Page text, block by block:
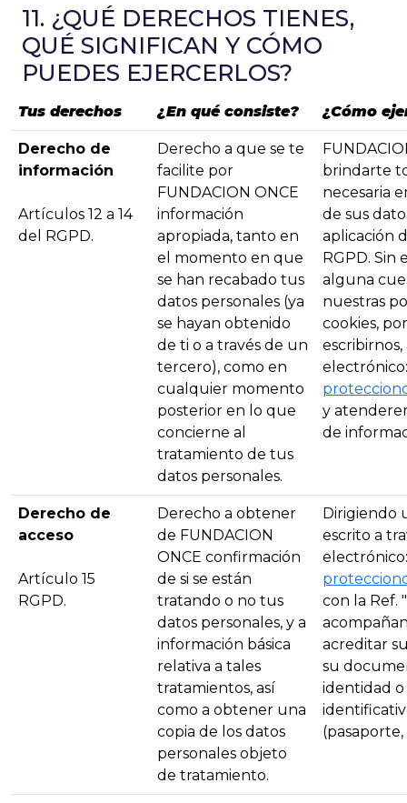
11. ¿QUÉ DERECHOS TIENES,
QUÉ SIGNIFICAN Y CÓMO
PUEDES EJERCERLOS?
Tus derechos ¿En qué consiste? ¿Cómo
Derecho de
información
Artículos 12 a 14
del RGPD.
Derecho a que se te
facilite por
FUNDACION ONCE
información
apropiada, tanto en
el momento en que
se han recabado tus
datos personales (ya
se hayan obtenido
de ti o a través de un
tercero), como en
cualquier momento
posterior en lo que
concierne al
tratamiento de tus
datos personales.
brindarte
necesaria
de sus
aplicación
RGPD. Sin
alguna
nuestras
cookies,
electrónico:
y
de
Derecho de
acceso
Artículo 15
RGPD.
Derecho a obtener
de FUNDACION
ONCE confirmación
de si se están
tratando o no tus
datos personales, y a
información básica
relativa a tales
tratamientos, así
como a obtener una
copia de los datos
personales objeto
de tratamiento.
Dirigiendo
escrito a
electrónico:
con la Ref.
acreditar
su
identidad
(pasaporte,